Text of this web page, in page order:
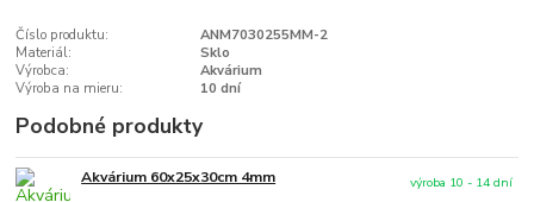
Číslo produktu:
ANM7030255MM-2
Materiál:
Sklo
Výrobca:
Akvárium
Výroba na mieru:
10 dní
Podobné produkty
Akvárium 60x25x30cm 4mm
výroba 10 - 14 dní